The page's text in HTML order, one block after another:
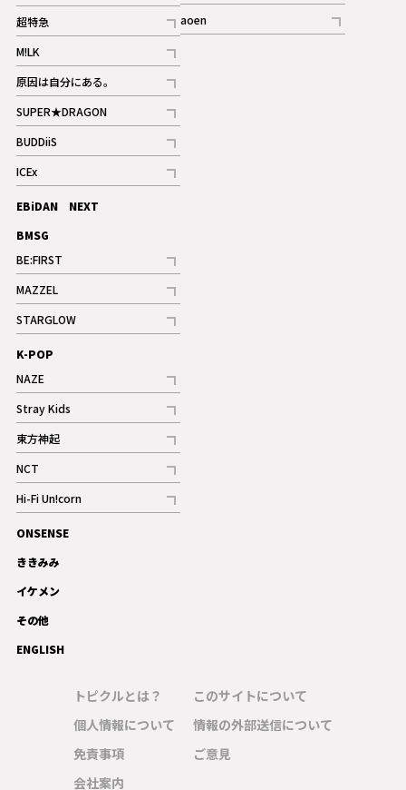
記事
超特急
記事
M!LK
記事
原因は自分にある。
記事
SUPER★DRAGON
記事
BUDDiiS
記事
ICEx
記事
EBiDAN NEXT
BMSG
BE:FIRST
記事
ギャラリー
MAZZEL
記事
ギャラリー
STARGLOW
記事
記事
aoen
記事
K-POP
NAZE
記事
Stray Kids
記事
東方神起
記事
NCT
記事
Hi-Fi Un!corn
記事
ギャラリー
ONSENSE
ききみみ
イケメン
その他
ENGLISH
トピクルとは？
個人情報について
免責事項
会社案内
このサイトについて
情報の外部送信について
ご意見